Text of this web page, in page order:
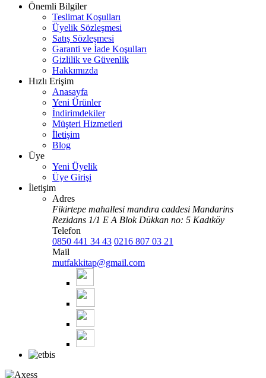
Önemli Bilgiler
Teslimat Koşulları
Üyelik Sözleşmesi
Satış Sözleşmesi
Garanti ve İade Koşulları
Gizlilik ve Güvenlik
Hakkımızda
Hızlı Erişim
Anasayfa
Yeni Ürünler
İndirimdekiler
Müşteri Hizmetleri
İletişim
Blog
Üye
Yeni Üyelik
Üye Girişi
İletişim
Adres
Fikirtepe mahallesi mandıra caddesi Mandarins
Rezidans 1/1 E A Blok Dükkan no: 5 Kadıköy
Telefon
0850 441 34 43 0216 807 03 21
Mail
mutfakkitap@gmail.com